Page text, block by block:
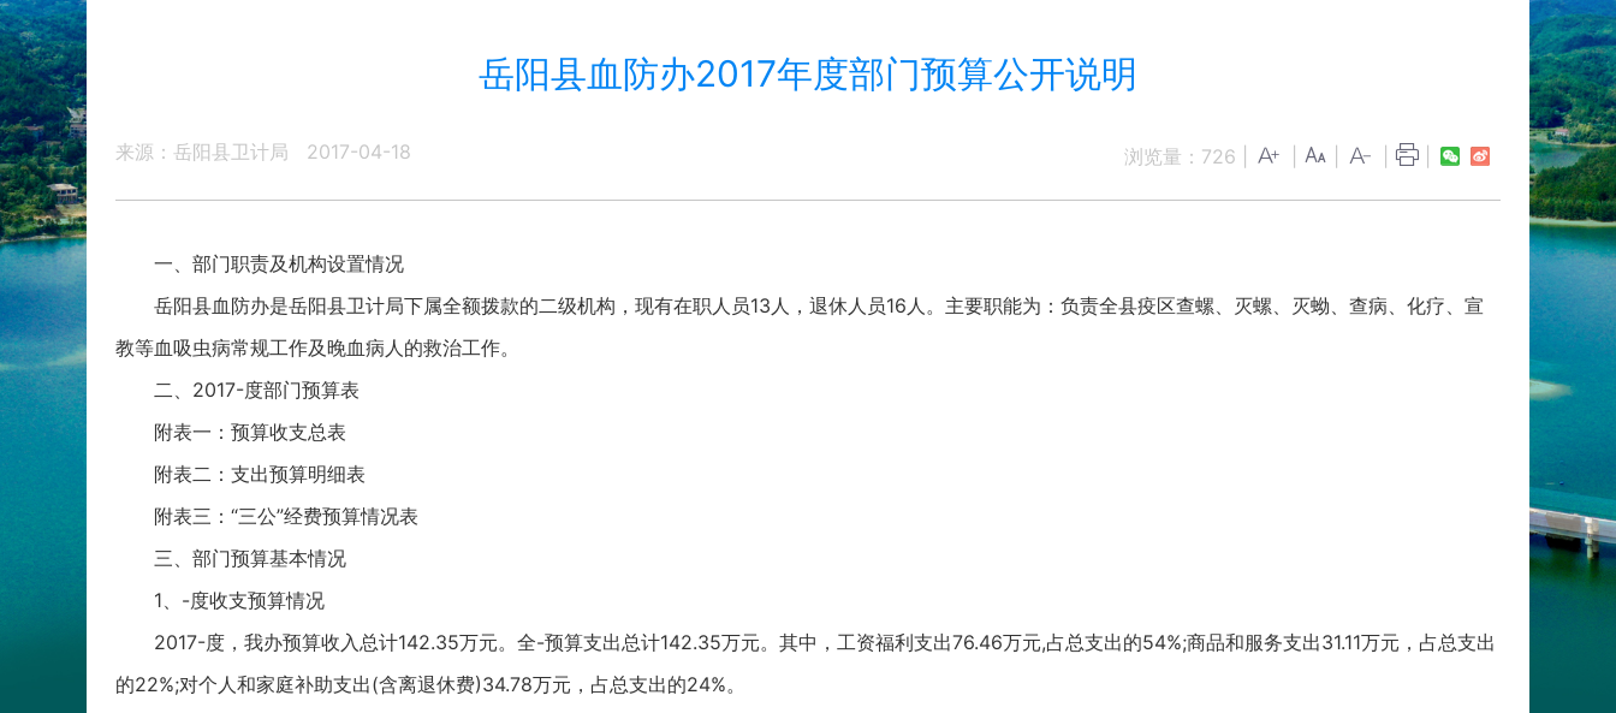
岳阳县血防办2017年度部门预算公开说明
来源：岳阳县卫计局 2017-04-18 浏览量： 726
一、部门职责及机构设置情况
岳阳县血防办是岳阳县卫计局下属全额拨款的二级机构，现有在职人员13人，退休人员16人。主要职能为：负责全县疫区查螺、灭螺、灭蚴、查病、化疗、宣
教等血吸虫病常规工作及晚血病人的救治工作。
二、2017-度部门预算表
附表一：预算收支总表
附表二：支出预算明细表
附表三：“三公”经费预算情况表
三、部门预算基本情况
1、-度收支预算情况
2017-度，我办预算收入总计142.35万元。全-预算支出总计142.35万元。其中，工资福利支出76.46万元,占总支出的54%;商品和服务支出31.11万元，占总支出
的22%;对个人和家庭补助支出(含离退休费)34.78万元，占总支出的24%。